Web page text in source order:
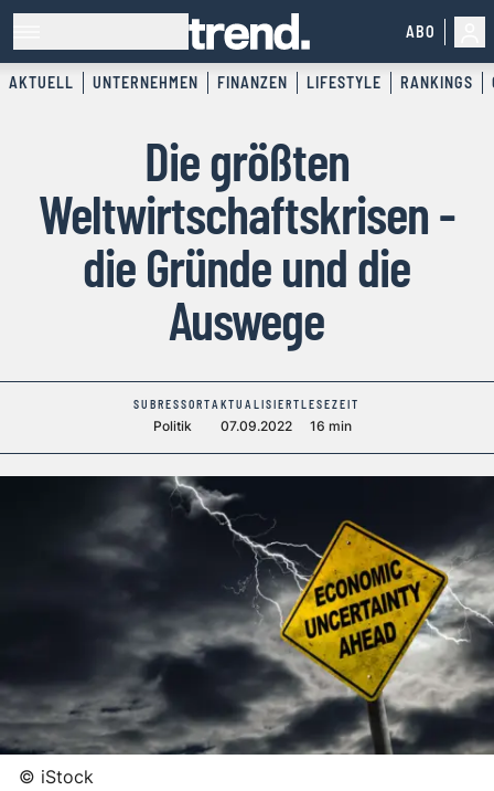
ABO
AKTUELL UNTERNEHMEN FINANZEN LIFESTYLE RANKINGS
Die größten
Weltwirtschaftskrisen -
die Gründe und die
Auswege
SUBRESSORT
Politik
AKTUALISIERT
07.09.2022
LESEZEIT
16 min
© iStock